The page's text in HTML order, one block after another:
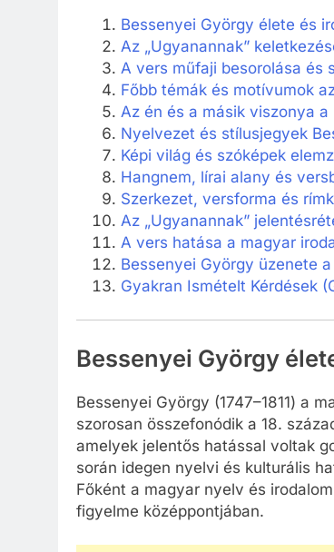
Bessenyei György élete és
Az „Ugyanannak”
A vers műfaji besorolása és
Főbb témák és motívumok
Az én és a másik viszonya
Nyelvezet és stílusjegyek
Képi világ és szóképek
Hangnem, lírai alany és
Szerkezet, versforma és
Az „Ugyanannak”
A vers hatása a magyar
Bessenyei György üzenete
Gyakran Ismételt Kérdések
Bessenyei György
Bessenyei György (1747–1811) a
szorosan összefonódik a 18.
amelyek jelentős hatással voltak
során idegen nyelvi és kulturális
Főként a magyar nyelv és
figyelme középpontjában.